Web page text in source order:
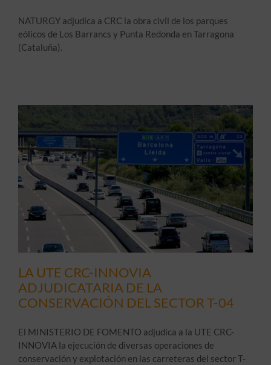
NATURGY adjudica a CRC la obra civil de los parques
eólicos de Los Barrancs y Punta Redonda en Tarragona
(Cataluña).
LA UTE CRC-INNOVIA
ADJUDICATARIA DE LA
CONSERVACIÓN DEL SECTOR T-04
El MINISTERIO DE FOMENTO adjudica a la UTE CRC-
INNOVIA la ejecución de diversas operaciones de
conservación y explotación en las carreteras del sector T-